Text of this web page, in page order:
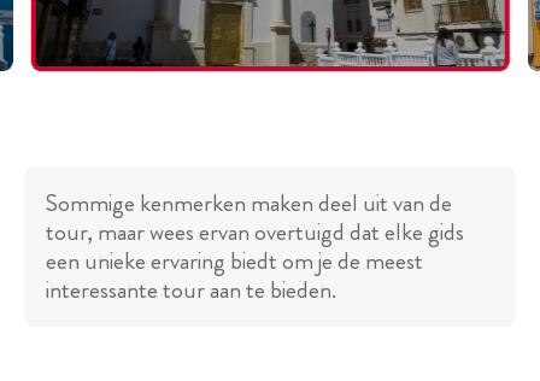
Sommige kenmerken maken deel uit van de
tour, maar wees ervan overtuigd dat elke gids
een unieke ervaring biedt om je de meest
interessante tour aan te bieden.